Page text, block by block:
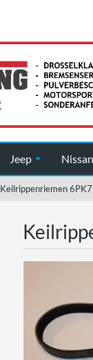
Jeep Nissan
Keilrippenriemen